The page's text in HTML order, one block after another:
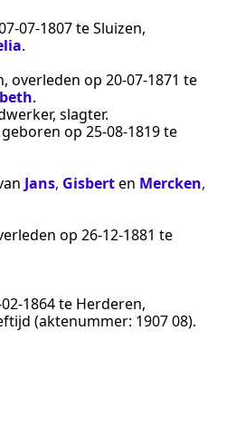
teSluizen,
.
, overleden op 20‑07‑1871 te
.
slagter.
op 25‑08‑1819te
Jans, Gisberten Mercken,
op 26‑12‑1881 te
te Herderen,
(aktenummer: 1907 08).